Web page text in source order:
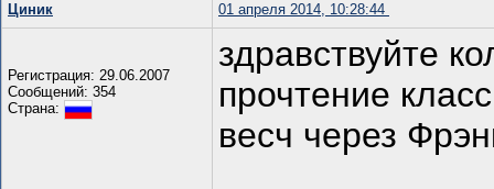
Циник 01 апреля 2014, 10:28:44
Регистрация: 29.06.2007
Сообщений: 354
Страна:
здравствуйте
прочтение
весч через